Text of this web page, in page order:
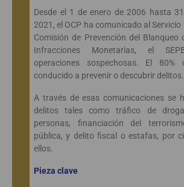
Desde el 1 de enero de 2006 hasta
2021, el OCP ha comunicado al Servicio
Comisión de Prevención del Blanqueo
Infracciones Monetarias, el
operaciones sospechosas. El 80%
conducido a prevenir o descubrir delitos.
A través de esas comunicaciones se
delitos tales como tráfico de
personas, financiación del
pública, y delito fiscal o estafas, por
ellos.
Pieza clave